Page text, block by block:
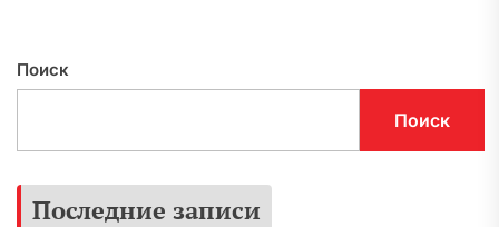
Поиск
Поиск
Последние записи